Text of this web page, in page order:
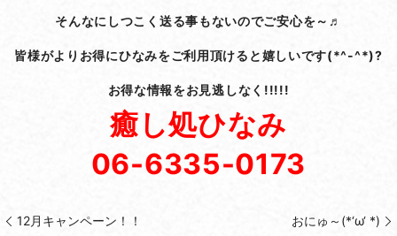
そんなにしつこく送る事もないのでご安心を～♬
皆様がよりお得にひなみをご利用頂けると嬉しいです(*^-^*)?
お得な情報をお見逃しなく!!!!!
癒し処ひなみ
06-6335-0173
12月キャンペーン！！ おにゅ～(*‘ω‘ *)